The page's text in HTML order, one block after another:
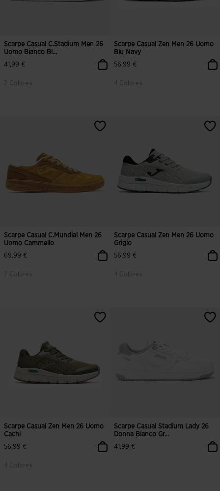
Scarpe Casual C.Stadium Men 26
Uomo Bianco Bl...
41,99 €
2 Colores
3,6 su 5 valutazione dei clienti
Scarpe Casual Zen Men 26 Uomo
Blu Navy
56,99 €
4 Colores
Scarpe Casual C.Mundial Men 26
Uomo Cammello
69,99 €
2 Colores
3,1 su 5 valutazione dei clienti
Scarpe Casual Zen Men 26 Uomo
Grigio
56,99 €
4 Colores
Scarpe Casual Zen Men 26 Uomo
Cachi
56,99 €
4 Colores
Scarpe Casual Stadium Lady 26
Donna Bianco Gr...
41,99 €